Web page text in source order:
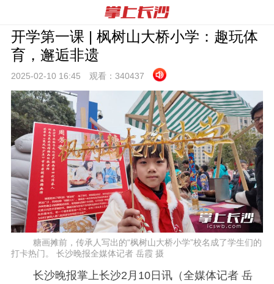
开学第一课 | 枫树山大桥小学：趣玩体
育，邂逅非遗
2025-02-10 16:45 观看： 340437
糖画摊前，传承人写出的“枫树山大桥小学”校名成了学生们的
打卡热门。 长沙晚报全媒体记者 岳霞 摄
长沙晚报掌上长沙2月10日讯（全媒体记者 岳